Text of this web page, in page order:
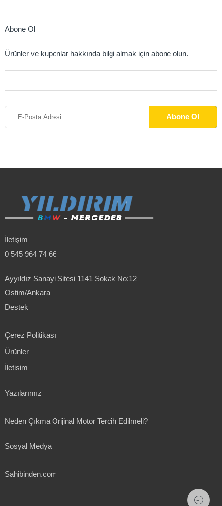
Abone Ol
Ürünler ve kuponlar hakkında bilgi almak için abone olun.
İletişim
0 545 964 74 66
Ayyıldız Sanayi Sitesi 1141 Sokak No:12
Ostim/Ankara
Destek
Çerez Politikası
Ürünler
İletisim
Yazılarımız
Neden Çıkma Orijinal Motor Tercih Edilmeli?
Sosyal Medya
Sahibinden.com